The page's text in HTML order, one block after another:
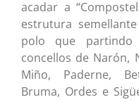
acadar a
estrutura
polo que
concellos de Narón,
Miño, Paderne,
Bruma, Ordes e